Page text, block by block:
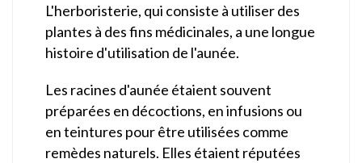
L'herboristerie, qui consiste à utiliser des
plantes à des fins médicinales, a une longue
histoire d'utilisation de l'aunée.
Les racines d'aunée étaient souvent
préparées en décoctions, en infusions ou
en teintures pour être utilisées comme
remèdes naturels. Elles étaient réputées